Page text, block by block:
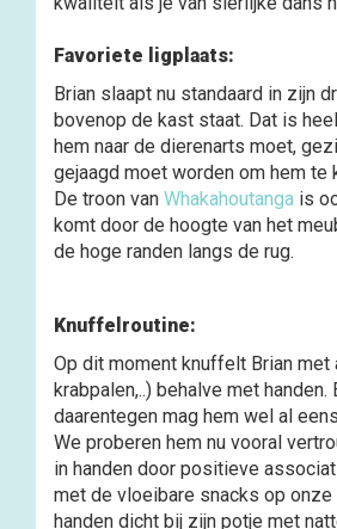
Favoriete ligplaats:
Brian slaapt nu standaard in zijn
bovenop de kast staat. Dat is
hem naar de dierenarts moet,
gejaagd moet worden om hem te
De troon van Whakahoutanga is
komt door de hoogte van het
de hoge randen langs de rug.
Knuffelroutine:
Op dit moment knuffelt Brian
krabpalen,..) behalve met handen.
daarentegen mag hem wel al
We proberen hem nu vooral
in handen door positieve
met de vloeibare snacks op
handen dicht bij zijn potje met